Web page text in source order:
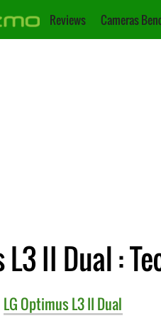
Reviews Cameras
II Dual :
LG Optimus L3 II Dual